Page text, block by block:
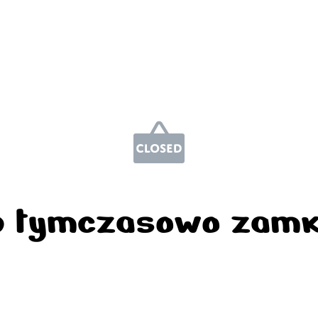
tymczasowo